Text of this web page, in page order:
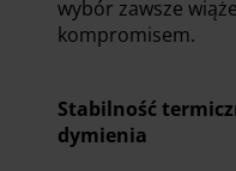
wybór zawsze
kompromisem.
Stabilność
dymienia